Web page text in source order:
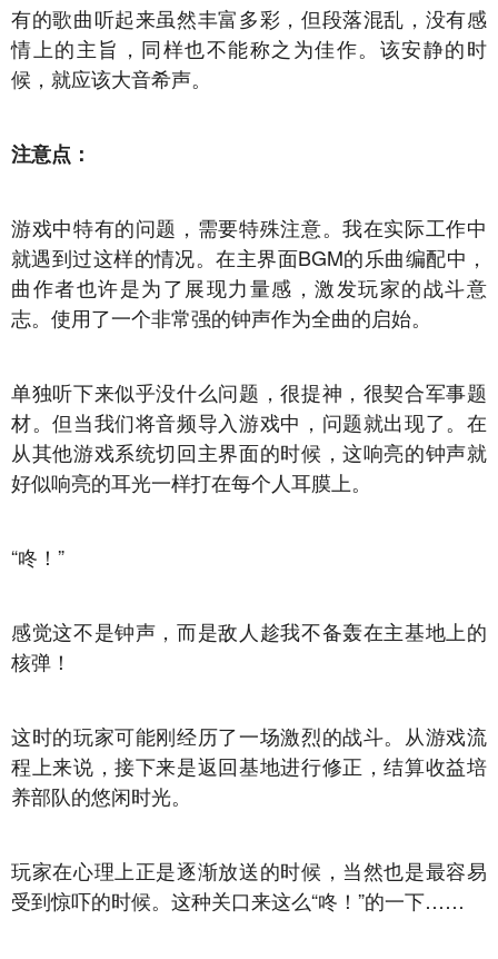
有的歌曲听起来虽然丰富多彩，但段落混乱，没有感
情上的主旨，同样也不能称之为佳作。该安静的时
候，就应该大音希声。
注意点：
游戏中特有的问题，需要特殊注意。我在实际工作中
就遇到过这样的情况。在主界面BGM的乐曲编配中，
曲作者也许是为了展现力量感，激发玩家的战斗意
志。使用了一个非常强的钟声作为全曲的启始。
单独听下来似乎没什么问题，很提神，很契合军事题
材。但当我们将音频导入游戏中，问题就出现了。在
从其他游戏系统切回主界面的时候，这响亮的钟声就
好似响亮的耳光一样打在每个人耳膜上。
“咚！”
感觉这不是钟声，而是敌人趁我不备轰在主基地上的
核弹！
这时的玩家可能刚经历了一场激烈的战斗。从游戏流
程上来说，接下来是返回基地进行修正，结算收益培
养部队的悠闲时光。
玩家在心理上正是逐渐放送的时候，当然也是最容易
受到惊吓的时候。这种关口来这么“咚！”的一下……